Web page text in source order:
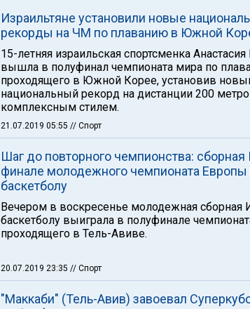
Израильтяне установили новые
рекорды на ЧМ по плаванию в Южной
15-летняя израильская спортсменка
вышла в полуфинал чемпионата мира по
проходящего в Южной Корее, установив
национальный рекорд на дистанции 200
комплексным стилем.
21.07.2019 05:55 // Спорт
Шаг до повторного чемпионства: сборная
финале молодежного чемпионата Европы
баскетболу
Вечером в воскресенье молодежная сборная
баскетболу выиграла в полуфинале
проходящего в Тель-Авиве.
20.07.2019 23:35 // Спорт
"Маккаби" (Тель-Авив) завоевал